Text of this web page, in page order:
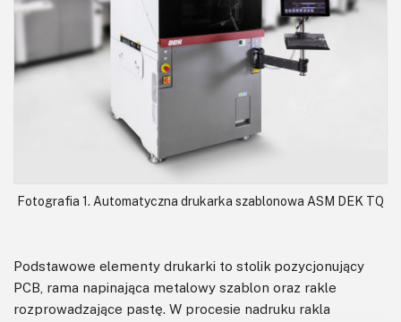
Fotografia 1. Automatyczna drukarka szablonowa ASM DEK TQ
Podstawowe elementy drukarki to stolik pozycjonujący
PCB, rama napinająca metalowy szablon oraz rakle
rozprowadzające pastę. W procesie nadruku rakla